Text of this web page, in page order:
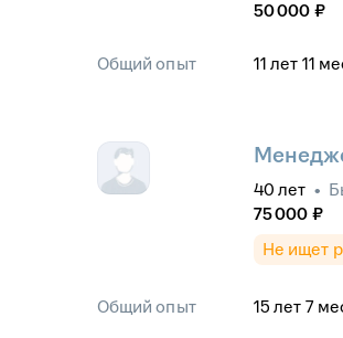
50 000 ₽
Общий опыт 11 лет 11
40 лет •
75 000 ₽
Не ищет
Общий опыт 15 лет 7